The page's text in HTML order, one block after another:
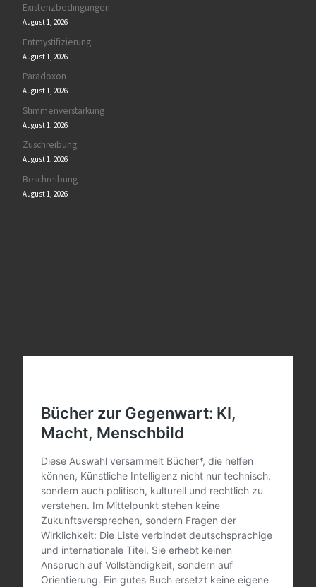
Existenzbedingungen
August 1, 2026
Entmystifizierung
August 1, 2026
Paradoxon
August 1, 2026
Stimmenverstärkung
August 1, 2026
Zuschreibung
August 1, 2026
Beschreibung
August 1, 2026